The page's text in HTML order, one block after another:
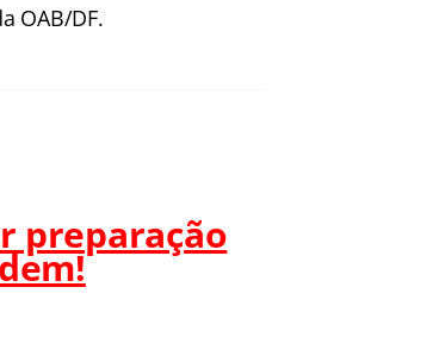
OAB/DF.
preparação